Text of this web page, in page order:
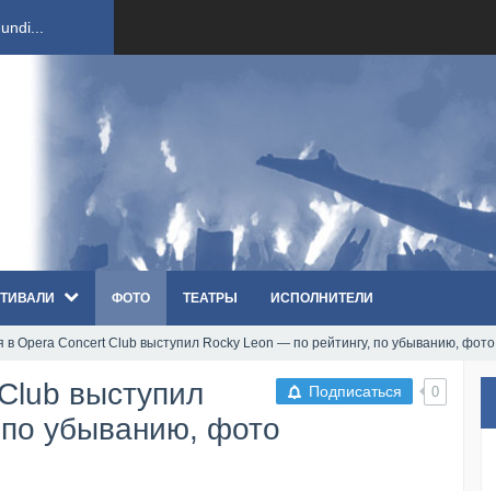
ко...
«Th...
«...
ФОТО ТЕАТРЫ ИСПОЛНИТЕЛИ
в Opera Concert Club выступил Rocky Leon — по рейтингу, по убыванию, фото
Подписаться 0
выступил
убыванию, фото